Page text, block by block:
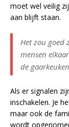
moet wel veilig
aan blijft staan.
Het zou
mensen
de
Als er signalen
inschakelen. Je
maar ook de
wordt